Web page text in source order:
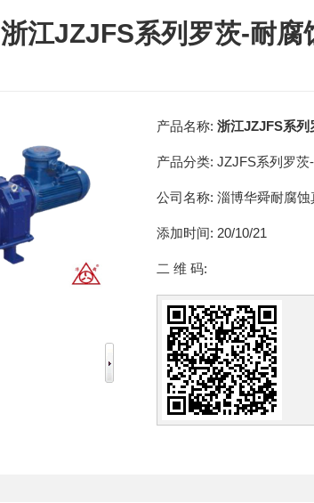
浙江JZJFS系列罗茨-耐腐
产品名称: 浙江JZJFS系列
产品分类: JZJFS系列罗茨
公司名称: 淄博华舜耐腐蚀
添加时间: 20/10/21
二 维 码: